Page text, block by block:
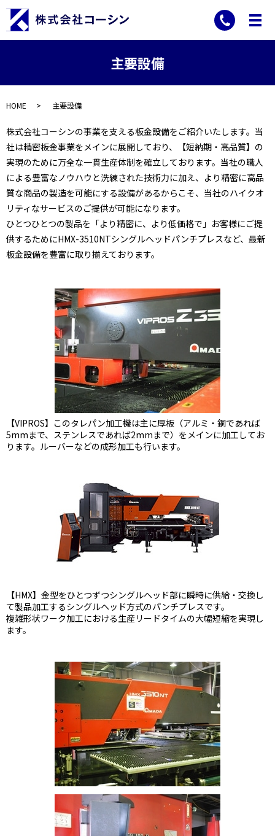
主要設備
HOME 主要設備
株式会社コーシンの事業を支える板金設備をご紹介いたします。当
社は精密板金事業をメインに展開しており、
【短納期・高品質】の
実現のために万全な一貫生産体制を確立しております。当社の職人
による豊富なノウハウと洗練された技術力に加え、より精密に高品
質な商品の製造を可能にする設備があるからこそ、当社のハイクオ
リティなサービスのご提供が可能になります。
ひとつひとつの製品を「より精密に、より低価格で」お客様にご提
供するためにHMX-3510NTシングルヘッドパンチプレスなど、最新
板金設備を豊富に取り揃えております。
【VIPROS】このタレパン加工機は主に厚板（アルミ・銅であれば
5mmまで、ステンレスであれば2mmまで）をメインに加工してお
ります。ルーバーなどの成形加工も行います。
【HMX】金型をひとつずつシングルヘッド部に瞬時に供給・交換し
て製品加工するシングルヘッド方式のパンチプレスです。
複雑形状ワーク加工における生産リードタイムの大幅短縮を実現し
ます。